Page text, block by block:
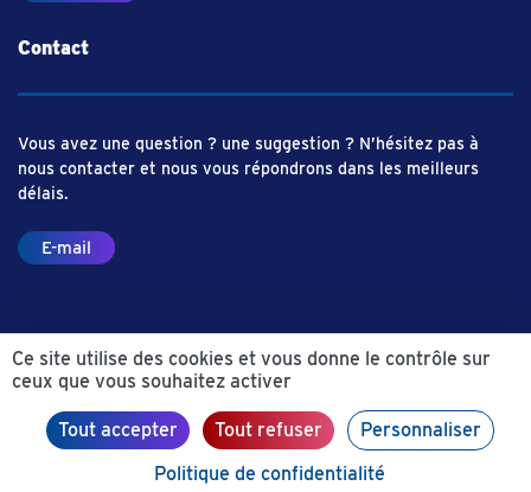
Contact
Vous avez une question ? une suggestion ? N’hésitez pas à
nous contacter et nous vous répondrons dans les meilleurs
délais.
E-mail
© Aliance Industrie du Futur – 2019
Politique de confidentialité
Préférences de cookies
Ce site utilise des cookies et vous donne le contrôle sur
ceux que vous souhaitez activer
Tout accepter Tout refuser
Personnaliser
Politique de confidentialité